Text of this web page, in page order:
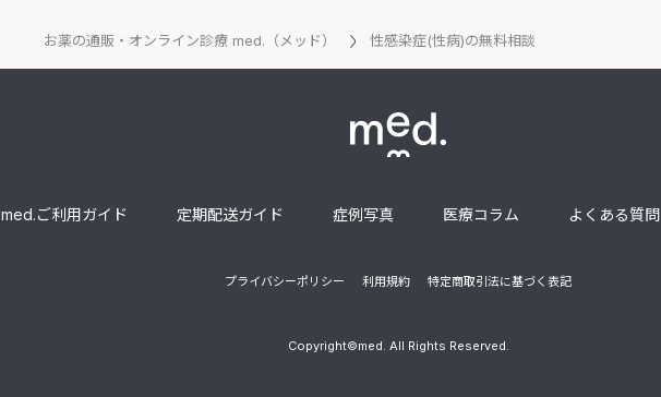
お薬の通販・オンライン診療 med.（メッド） 性感染症(性病)の無料相談
med.ご利用ガイド 定期配送ガイド 症例写真 医療コラム よくある質問
プライバシーポリシー 利用規約 特定商取引法に基づく表記
Copyright©med. All Rights Reserved.